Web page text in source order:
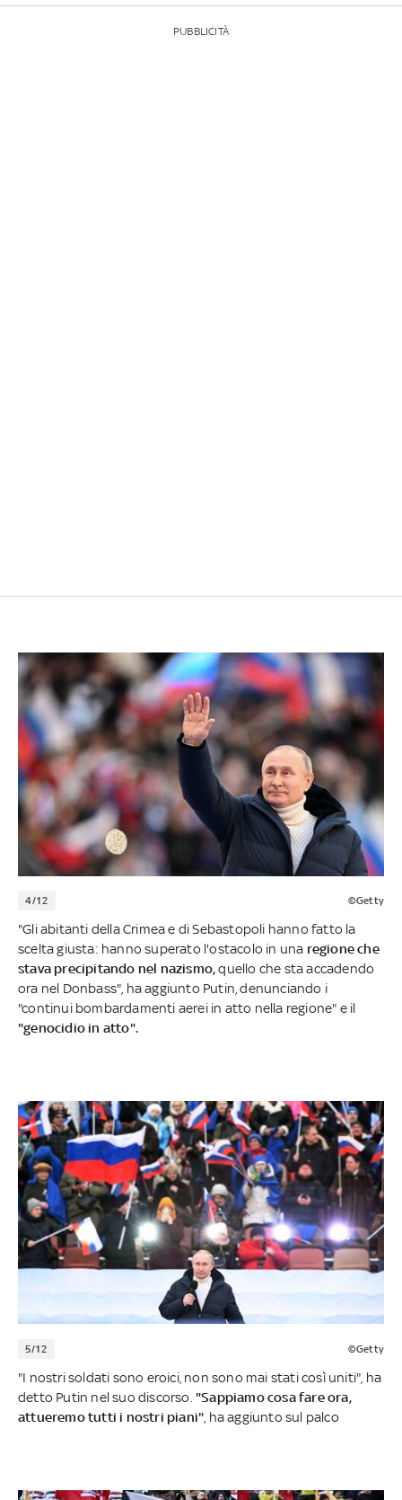
PUBBLICITÀ
4/12 ©Getty
"Gli abitanti della Crimea e di Sebastopoli hanno fatto la
scelta giusta: hanno superato l'ostacolo in una regione che
stava precipitando nel nazismo,quello che sta accadendo
ora nel Donbass", ha aggiunto Putin, denunciando i
"continui bombardamenti aerei in atto nella regione" e il
"genocidio in atto".
5/12 ©Getty
"I nostri soldati sono eroici, non sono mai stati così uniti", ha
detto Putin nel suo discorso. "Sappiamo cosa fare ora,
attueremo tutti i nostri piani" , ha aggiunto sul palco